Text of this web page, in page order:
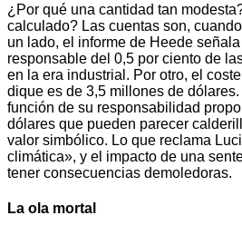
¿Por qué una cantidad tan
calculado? Las cuentas son,
un lado, el informe de Heede
responsable del 0,5 por ciento de
en la era industrial. Por otro, el
dique es de 3,5 millones de
función de su responsabilidad
dólares que pueden parecer
valor simbólico. Lo que reclama
climática», y el impacto de una
tener consecuencias demoledoras.
La ola mortal